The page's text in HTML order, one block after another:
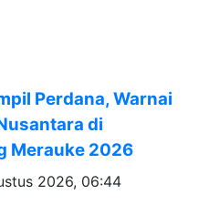
Perdana, Warnai
di
Merauke 2026
2026, 06:44